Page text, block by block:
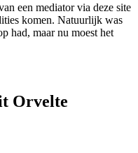
een mediator via deze site
komen. Natuurlijk was
had, maar nu moest het
Orvelte